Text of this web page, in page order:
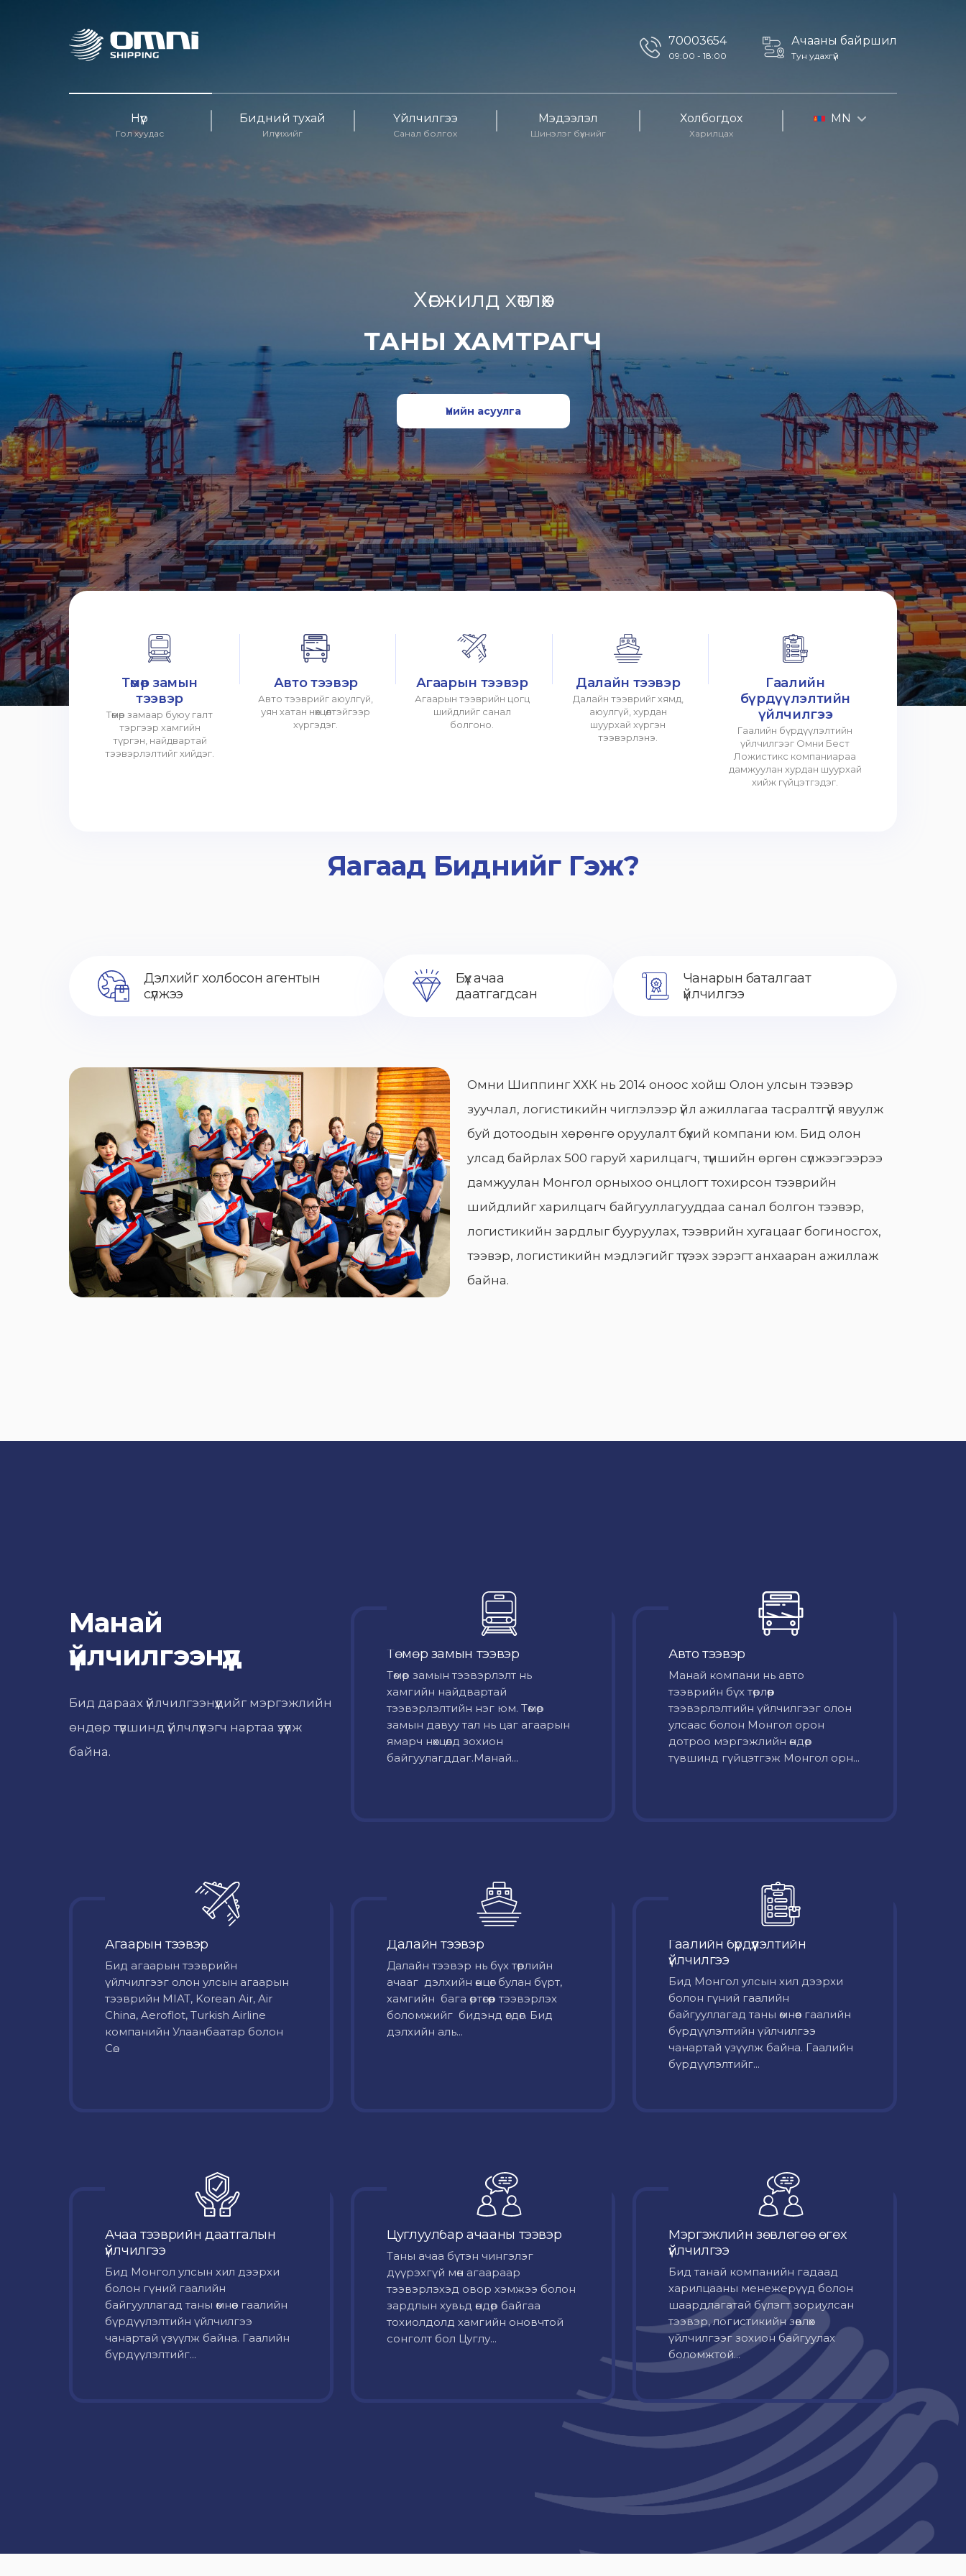
70003654
09:00 - 18:00
Ачааны байршил
Тун удахгүй
Нүүр
Гол хуудас
Бидний тухай
Илүү ихийг
Үйлчилгээ
Санал болгох
Мэдээлэл
Шинэлэг бүхнийг
Холбогдох
Харилцах
MN
Хөгжилд хөтлөх
ТАНЫ ХАМТРАГЧ
Үнийн асуулга
Төмөр замын
тээвэр
Төмөр замаар буюу галт
тэргээр хамгийн
түргэн, найдвартай
тээвэрлэлтийг хийдэг.
Авто тээвэр
Авто тээврийг аюулгүй,
уян хатан нөхцөлтэйгээр
хүргэдэг.
Агаарын тээвэр
Агаарын тээврийн цогц
шийдлийг санал
болгоно.
Далайн тээвэр
Далайн тээврийг хямд,
аюулгүй, хурдан
шуурхай хүргэн
тээвэрлэнэ.
Гаалийн
бүрдүүлэлтийн
үйлчилгээ
Гаалийн бүрдүүлэлтийн
үйлчилгээг Омни Бест
Ложистикс компаниараа
дамжуулан хурдан шуурхай
хийж гүйцэтгэдэг.
Яагаад Биднийг Гэж?
Дэлхийг холбосон агентын
сүлжээ
Бүх ачаа
даатгагдсан
Чанарын баталгаат
үйлчилгээ
Омни Шиппинг ХХК нь 2014 оноос хойш Олон улсын тээвэр
зуучлал, логистикийн чиглэлээр үйл ажиллагаа тасралтгүй явуулж
буй дотоодын хөрөнгө оруулалт бүхий компани юм. Бид олон
улсад байрлах 500 гаруй харилцагч, түншийн өргөн сүлжээгээрээ
дамжуулан Монгол орныхоо онцлогт тохирсон тээврийн
шийдлийг харилцагч байгууллагууддаа санал болгон тээвэр,
логистикийн зардлыг бууруулах, тээврийн хугацааг богиносгох,
тээвэр, логистикийн мэдлэгийг түгээх зэрэгт анхааран ажиллаж
байна.
Манай
үйлчилгээнүүд
Бид дараах үйлчилгээнүүдийг мэргэжлийн
өндөр түвшинд үйлчлүүлэгч нартаа үзүүлж
байна.
Төмөр замын тээвэр
Төмөр замын тээвэрлэлт нь
хамгийн найдвартай
тээвэрлэлтийн нэг юм. Төмөр
замын давуу тал нь цаг агаарын
ямарч нөхцөлд зохион
байгуулагддаг.Манай...
Авто тээвэр
Mанай компани нь авто
тээврийн бүх төрлөөр
тээвэрлэлтийн үйлчилгээг олон
улсаас болон Монгол орон
дотроо мэргэжлийн өндөр
түвшинд гүйцэтгэж Монгол орн...
Агаарын тээвэр
Бид агаарын тээврийн
үйлчилгээг олон улсын агаарын
тээврийн MIAT, Korean Air, Air
China, Aeroflot, Turkish Airline
компанийн Улаанбаатар болон
Сө...
Далайн тээвэр
Далайн тээвэр нь бүх төрлийн
ачааг дэлхийн өнцөг булан бүрт,
хамгийн бага өртөгөөр тээвэрлэх
боломжийг бидэнд өгдөг. Бид
дэлхийн аль...
Гаалийн бүрдүүлэлтийн
үйлчилгээ
Бид Монгол улсын хил дээрхи
болон гүний гаалийн
байгууллагад таны өмнөөс гаалийн
бүрдүүлэлтийн үйлчилгээ
чанартай үзүүлж байна. Гаалийн
бүрдүүлэлтийг...
Ачаа тээврийн даатгалын
үйлчилгээ
Бид Монгол улсын хил дээрхи
болон гүний гаалийн
байгууллагад таны өмнөөс гаалийн
бүрдүүлэлтийн үйлчилгээ
чанартай үзүүлж байна. Гаалийн
бүрдүүлэлтийг...
Цуглуулбар ачааны тээвэр
Таны ачаа бүтэн чингэлэг
дүүрэхгүй мөн агаараар
тээвэрлэхэд овор хэмжээ болон
зардлын хувьд өндөр байгаа
тохиолдолд хамгийн оновчтой
сонголт бол Цуглу...
Мэргэжлийн зөвлөгөө өгөх
үйлчилгээ
Бид танай компанийн гадаад
харилцааны менежерүүд болон
шаардлагатай бүлэгт зориулсан
тээвэр, логистикийн зөвлөх
үйлчилгээг зохион байгуулах
боломжтой...